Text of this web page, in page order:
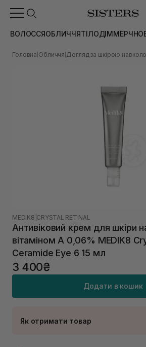
ВОЛОССЯОБЛИЧЧЯТІЛОДІММЕРЧ
Головна Обличчя Догляд за шкірою
MEDIK8 CRYSTAL RETINAL
Антивіковий крем для шкіри
вітаміном А 0,06% MEDIK8
Ceramide Eye 6 15 мл
3 400₴
Додати в кошик
Як отримати товар